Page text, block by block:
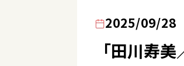
2025/09/28
「田川寿